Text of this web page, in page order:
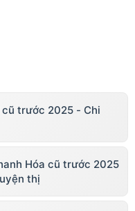
cũ trước 2025 - Chi
Hóa cũ trước 2025
thị